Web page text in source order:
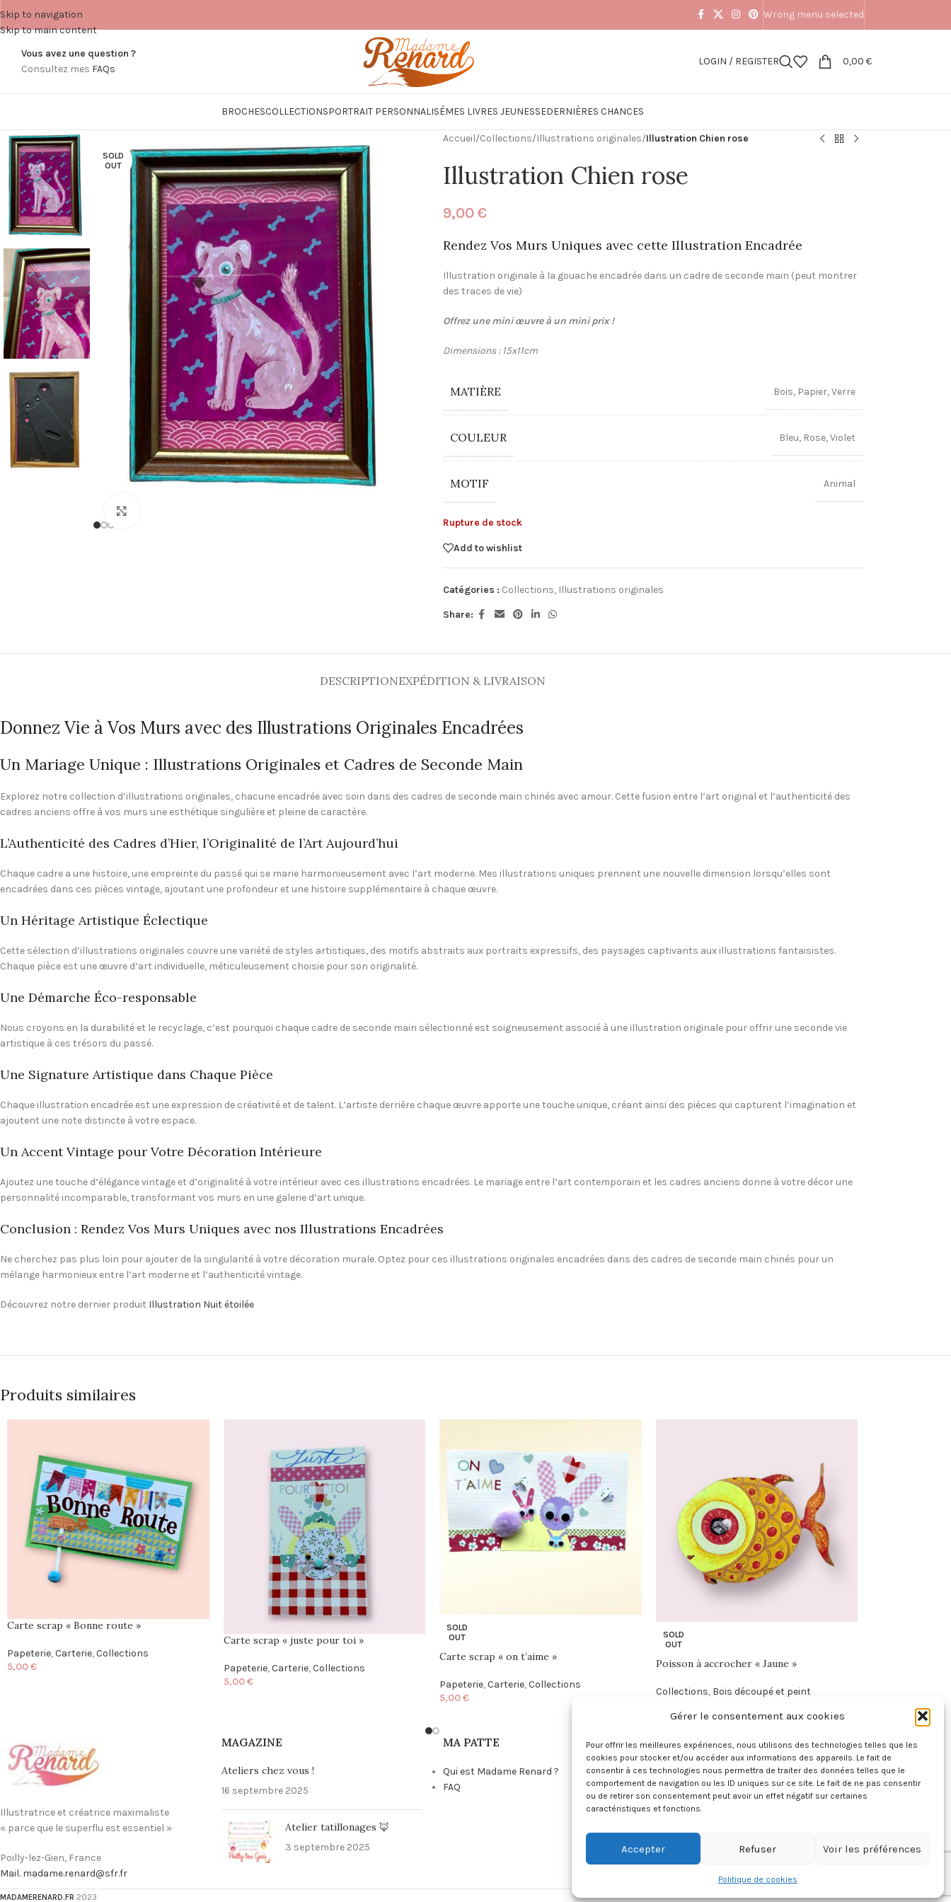
Gérer le consentement aux cookies
Pour offrir les meilleures expériences, nous utilisons des technologies telles que les
cookies pour stocker et/ou accéder aux informations des appareils. Le fait de
consentir à ces technologies nous permettra de traiter des données telles que le
comportement de navigation ou les ID uniques sur ce site. Le fait de ne pas consentir
ou de retirer son consentement peut avoir un effet négatif sur certaines
caractéristiques et fonctions.
Accepter Refuser Voir les préférences
Politique de cookies
Skip to navigation
Skip to main content
Wrong menu selected
Vous avez une question ?
Consultez mes FAQs
LOGIN / REGISTER 0,00 €
BROCHESCOLLECTIONSPORTRAIT PERSONNALISÉMES LIVRES JEUNESSEDERNIÈRES CHANCES
SOLD
OUT
Accueil/Collections/Illustrations originales/Illustration Chien rose
Illustration Chien rose
9,00 €
Rendez Vos Murs Uniques avec cette Illustration Encadrée
Illustration originale à la gouache encadrée dans un cadre de seconde main (peut montrer
des traces de vie)
Offrez une mini œuvre à un mini prix !
Dimensions : 15x11cm
MATIÈRE Bois, Papier,Verre
COULEUR Bleu, Rose,Violet
MOTIF Animal
Rupture de stock
Add to wishlist
Catégories : Collections, Illustrations originales
Share:
DESCRIPTIONEXPÉDITION & LIVRAISON
Donnez Vie à Vos Murs avec des Illustrations Originales Encadrées
Un Mariage Unique : Illustrations Originales et Cadres de Seconde Main
Explorez notre collection d’illustrations originales, chacune encadrée avec soin dans des cadres de seconde main chinés avec amour. Cette fusion entre l’art original et l’authenticité des
cadres anciens offre à vos murs une esthétique singulière et pleine de caractère.
L’Authenticité des Cadres d’Hier, l’Originalité de l’Art Aujourd’hui
Chaque cadre a une histoire, une empreinte du passé qui se marie harmonieusement avec l’art moderne. Mes illustrations uniques prennent une nouvelle dimension lorsqu’elles sont
encadrées dans ces pièces vintage, ajoutant une profondeur et une histoire supplémentaire à chaque œuvre.
Un Héritage Artistique Éclectique
Cette sélection d’illustrations originales couvre une variété de styles artistiques, des motifs abstraits aux portraits expressifs, des paysages captivants aux illustrations fantaisistes.
Chaque pièce est une œuvre d’art individuelle, méticuleusement choisie pour son originalité.
Une Démarche Éco-responsable
Nous croyons en la durabilité et le recyclage, c’est pourquoi chaque cadre de seconde main sélectionné est soigneusement associé à une illustration originale pour offrir une seconde vie
artistique à ces trésors du passé.
Une Signature Artistique dans Chaque Pièce
Chaque illustration encadrée est une expression de créativité et de talent. L’artiste derrière chaque œuvre apporte une touche unique, créant ainsi des pièces qui capturent l’imagination et
ajoutent une note distincte à votre espace.
Un Accent Vintage pour Votre Décoration Intérieure
Ajoutez une touche d’élégance vintage et d’originalité à votre intérieur avec ces illustrations encadrées. Le mariage entre l’art contemporain et les cadres anciens donne à votre décor une
personnalité incomparable, transformant vos murs en une galerie d’art unique.
Conclusion : Rendez Vos Murs Uniques avec nos Illustrations Encadrées
Ne cherchez pas plus loin pour ajouter de la singularité à votre décoration murale. Optez pour ces illustrations originales encadrées dans des cadres de seconde main chinés pour un
mélange harmonieux entre l’art moderne et l’authenticité vintage.
Découvrez notre dernier produit Illustration Nuit étoilée
Produits similaires
Carte scrap « Bonne route »
Papeterie,Carterie,Collections
5,00€
Carte scrap « juste pour toi »
Papeterie, Carterie, Collections
5,00€
SOLD
OUT
Carte scrap « on t’aime »
Papeterie,Carterie,Collections
5,00€
SOLD
OUT
Poisson à accrocher « Jaune »
Collections, Bois découpé et peint
Illustratrice et créatrice maximaliste
« parce que le superflu est essentiel »
Poilly-lez-Gien, France
Mail. madame.renard@sfr.fr
MAGAZINE
Ateliers chez vous !
16 septembre 2025
Atelier tatillonages 🦊
3 septembre 2025
MA PATTE
Qui est Madame Renard ?
FAQ
INFORMATIONS
LÉGALES
Mentions légales
Les conditions générales
rétractation
MADAMERENARD.FR 2023